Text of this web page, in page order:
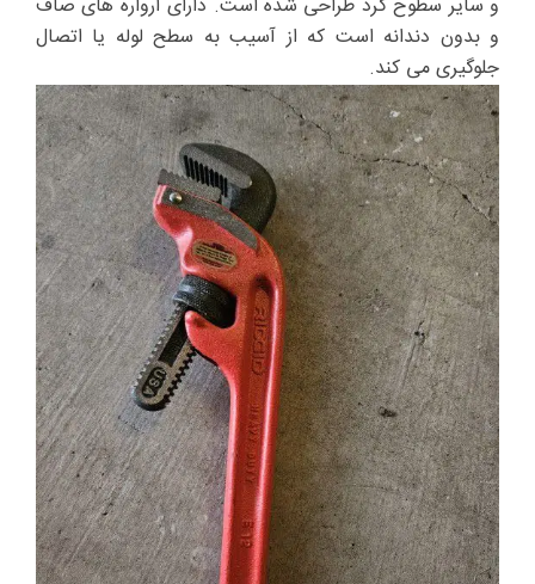
و بدون دندانه است که از آسیب به سطح لوله یا اتصال
جلوگیری می کند.